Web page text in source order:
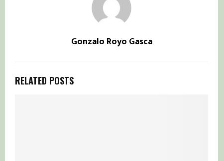
Gonzalo Royo Gasca
RELATED POSTS